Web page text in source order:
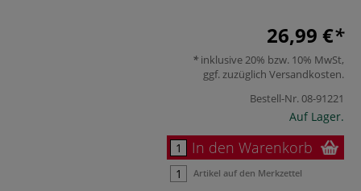
26,99 €
inklusive 20% bzw. 10% MwSt,
ggf. zuzüglich Versandkosten.
Bestell-Nr.08-91221
Auf Lager.
In den Warenkorb
Artikel auf den Merkzettel